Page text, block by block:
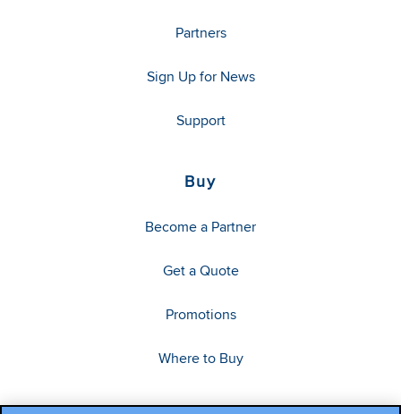
Partners
Sign Up for News
Support
Buy
Become a Partner
Get a Quote
Promotions
Where to Buy